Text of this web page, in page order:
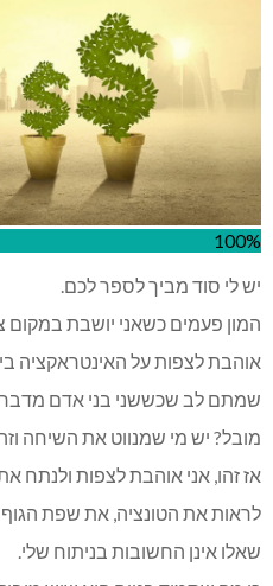
100%
יש לי סוד מביך לספר לכם.
המון פעמים כשאני יושבת במקום
אוהבת לצפות על האינטראקציה
שמתם לב שכששני בני אדם
מובל? יש מי שמנווט את השיחה
אז זהו, אני אוהבת לצפות ולנתח
לראות את הטונציה, את שפת הגוף
שאלו אינן החשובות בניתוח שלי.